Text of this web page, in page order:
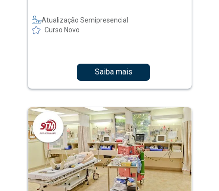
Atualização Semipresencial
Curso Novo
Saiba mais